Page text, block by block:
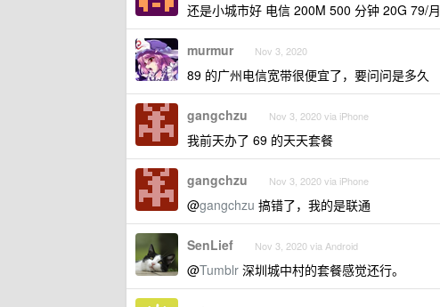
还是小城市好 电信 200M 500 分钟 20G 79/月
murmur Nov 3, 2020
89 的广州电信宽带很便宜了，要问问是多久
gangchzu Nov 3, 2020 via iPhone
我前天办了 69 的天天套餐
gangchzu Nov 3, 2020 via iPhone
@gangchzu 搞错了，我的是联通
SenLief Nov 3, 2020 via Android
@Tumblr 深圳城中村的套餐感觉还行。